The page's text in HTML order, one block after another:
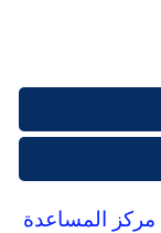
مركز المساعدة